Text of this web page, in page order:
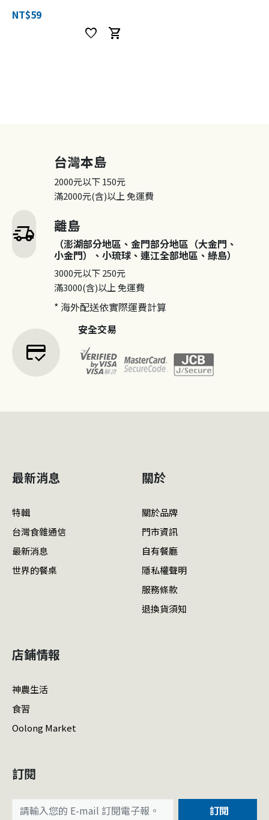
NT$59
favorite shopping_cart
delivery_truck_speed
台灣本島
2000元以下150元
滿2000元(含)以上免運費
離島
（澎湖部分地區、金門部分地區（大金門、
小金門）、小琉球、連江全部地區、綠島）
3000元以下250元
滿3000(含)以上免運費
* 海外配送依實際運費計算
credit_score
安全交易
最新消息
特輯
台灣食雜通信
最新消息
世界的餐桌
關於
關於品牌
門市資訊
自有餐廳
隱私權聲明
服務條款
退換貨須知
店鋪情報
神農生活
食習
Oolong Market
訂閱
訂閱